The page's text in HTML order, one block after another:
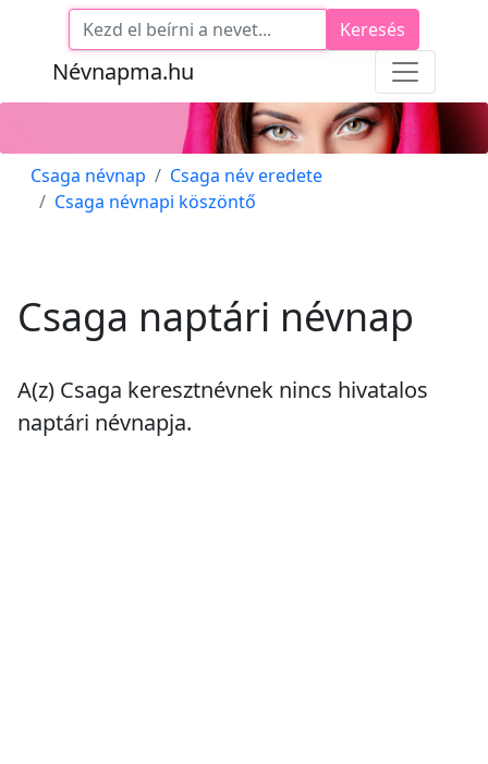
Névnapma.hu
Keresés
Csaga névnap
Csaga név eredete
Csaga névnapi köszöntő
Csaga naptári névnap
A(z) Csaga keresztnévnek nincs hivatalos
naptári névnapja.